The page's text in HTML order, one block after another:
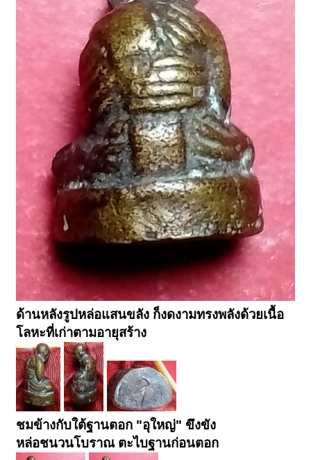
ด้านหลังรูปหล่อแสนขลัง ก็งดงามทรงพลังด้วยเนื้อ
โลหะที่เก่าตามอายุสร้าง
ชมข้างกับใต้ฐานตอก "อุใหญ่" ขึงขัง
หล่อชนวนโบราณ ตะไบฐานก่อนตอก